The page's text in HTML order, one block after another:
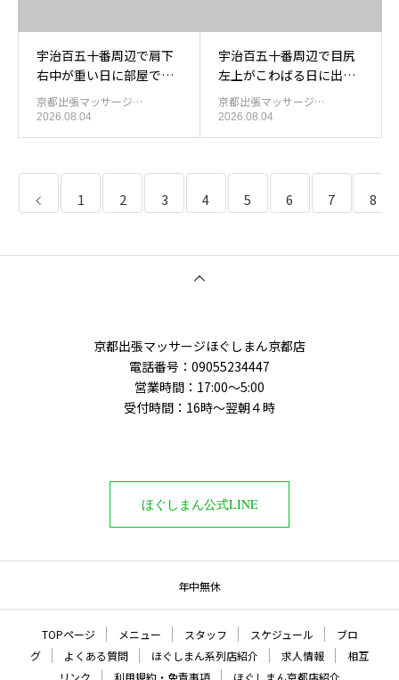
宇治百五十番周辺で肩下
右中が重い日に部屋で受
ける出張もみほぐし
京都出張マッサージ…
2026.08.04
宇治百五十番周辺で目尻
左上がこわばる日に出張
もみほぐしを使う目安
京都出張マッサージ…
2026.08.04
1 2 3 4 5 6 7 8
京都出張マッサージほぐしまん京都店
電話番号：‭09055234447
営業時間：17:00～5:00
受付時間：16時〜翌朝４時
ほぐしまん公式LINE
年中無休
TOPページ メニュー スタッフ スケジュール
ブロ
グ
よくある質問 ほぐしまん系列店紹介 求人情報
相互
リンク
利用規約・免責事項 ほぐしまん京都店紹介